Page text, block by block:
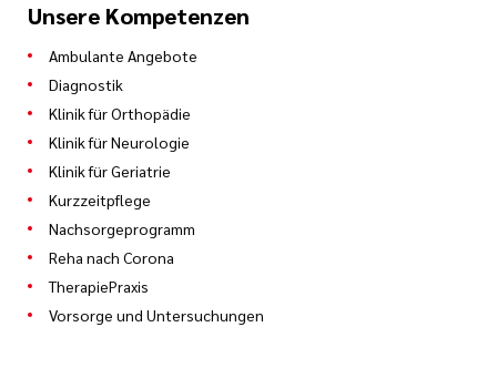
Unsere Kompetenzen
Ambulante Angebote
Diagnostik
Klinik für Orthopädie
Klinik für Neurologie
Klinik für Geriatrie
Kurzzeitpflege
Nachsorgeprogramm
Reha nach Corona
TherapiePraxis
Vorsorge und Untersuchungen